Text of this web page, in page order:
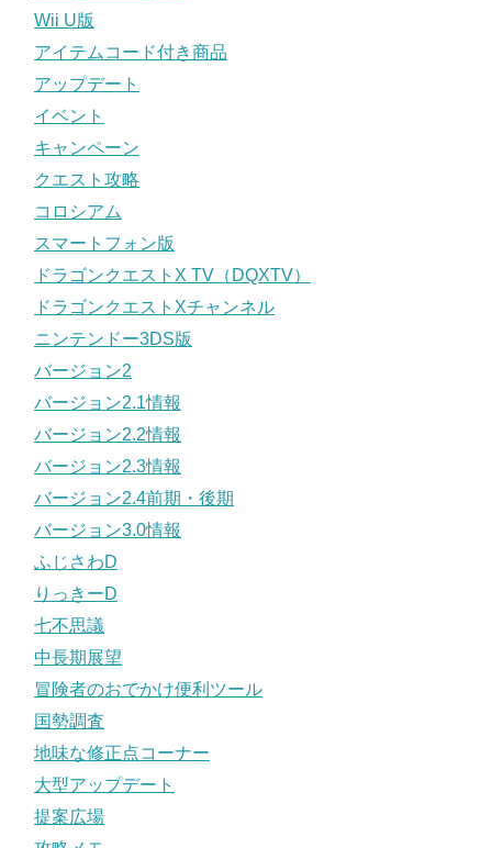
Wii U版
アイテムコード付き商品
アップデート
イベント
キャンペーン
クエスト攻略
コロシアム
スマートフォン版
ドラゴンクエストX TV（DQXTV）
ドラゴンクエストXチャンネル
ニンテンドー3DS版
バージョン2
バージョン2.1情報
バージョン2.2情報
バージョン2.3情報
バージョン2.4前期・後期
バージョン3.0情報
ふじさわD
りっきーD
七不思議
中長期展望
冒険者のおでかけ便利ツール
国勢調査
地味な修正点コーナー
大型アップデート
提案広場